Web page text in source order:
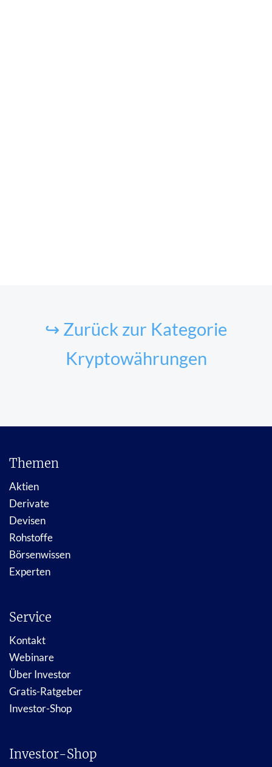
↪ Zurück zur Kategorie
Kryptowährungen
Themen
Aktien
Derivate
Devisen
Rohstoffe
Börsenwissen
Experten
Service
Kontakt
Webinare
Über Investor
Gratis-Ratgeber
Investor-Shop
Investor-Shop